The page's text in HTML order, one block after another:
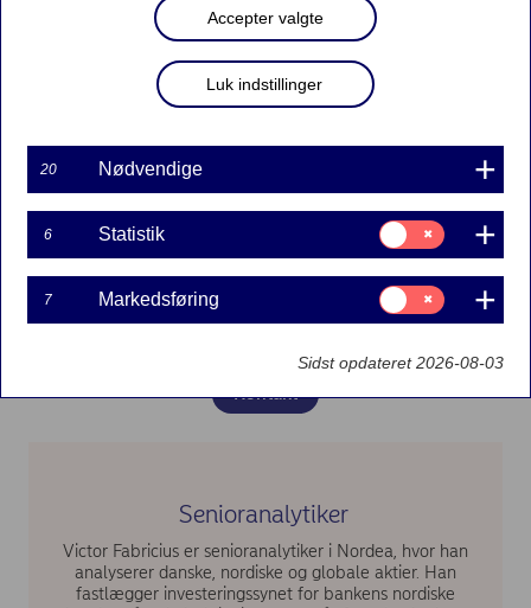
Kontakt
Senioranalytiker
Victor Fabricius er senioranalytiker i Nordea, hvor han
analyserer danske, nordiske og globale aktier. Han
fastlægger investeringssynet for bankens nordiske
Accepter valgte
Luk indstillinger
20 Nødvendige
6 Statistik
Samtykke
til:
Statistik
7 Markedsføring
Samtykke
til:
Markedsføring
Sidst opdateret 2026-08-03